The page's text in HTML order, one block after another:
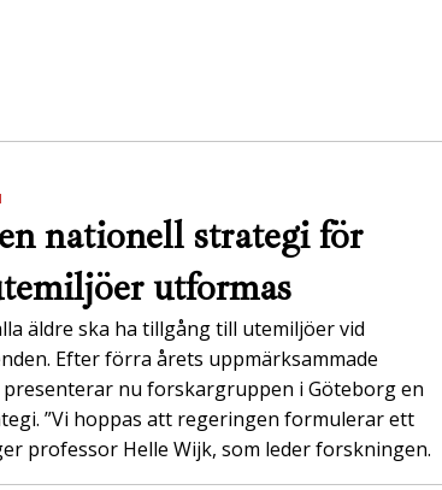
nationell strategi för
utformas
äldre ska ha tillgång till utemiljöer vid
Efter förra årets uppmärksammade
nu forskargruppen i Göteborg en
”Vi hoppas att regeringen formulerar ett
professor Helle Wijk, som leder forskningen.